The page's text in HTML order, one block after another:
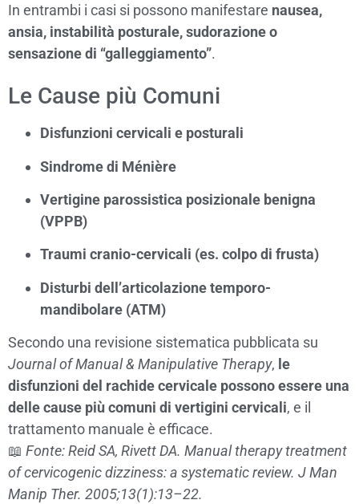
In entrambi i casi si possono manifestare nausea,
ansia, instabilità posturale, sudorazione o
sensazione di “galleggiamento”.
Le Cause più Comuni
Disfunzioni cervicali e posturali
Sindrome di Ménière
Vertigine parossistica posizionale benigna
(VPPB)
Traumi cranio-cervicali (es. colpo di frusta)
Disturbi dell’articolazione temporo-
mandibolare (ATM)
Secondo una revisione sistematica pubblicata su
Journal of Manual & Manipulative Therapy, le
disfunzioni del rachide cervicale possono essere una
delle cause più comuni di vertigini cervicali, e il
trattamento manuale è efficace.
📖 Fonte: Reid SA, Rivett DA. Manual therapy treatment
of cervicogenic dizziness: a systematic review. J Man
Manip Ther. 2005;13(1):13–22.